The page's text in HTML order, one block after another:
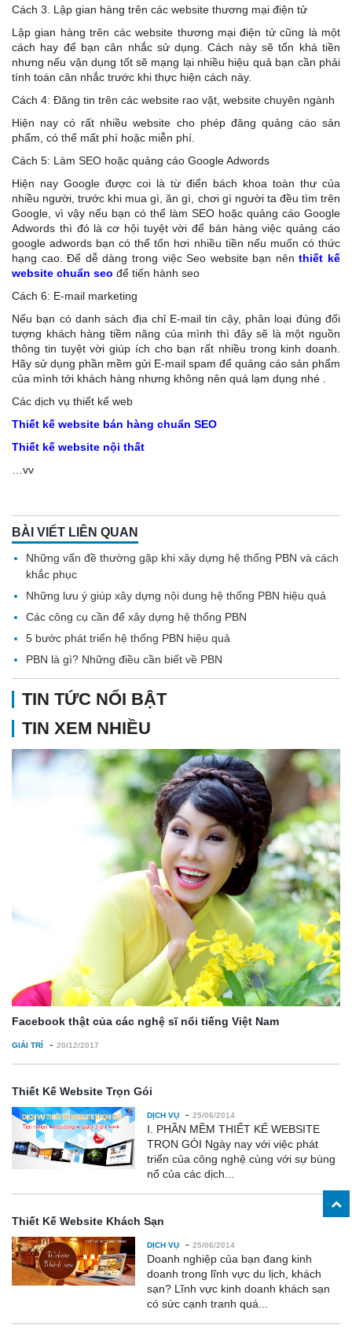
Cách 3. Lập gian hàng trên các website thương mại điện tử
Lập gian hàng trên các website thương mại điện tử cũng là một
cách hay để bạn cân nhắc sử dụng. Cách này sẽ tốn khá tiền
nhưng nếu vận dụng tốt sẽ mạng lại nhiều hiệu quả bạn cần phải
tính toán cân nhắc trước khi thực hiện cách này.
Cách 4: Đăng tin trên các website rao vặt, website chuyên ngành
Hiện nay có rất nhiều website cho phép đăng quảng cáo sản
phẩm, có thể mất phí hoặc miễn phí.
Cách 5: Làm SEO hoặc quảng cáo Google Adwords
Hiện nay Google được coi là từ điển bách khoa toàn thư của
nhiều người, trước khi mua gì, ăn gì, chơi gì người ta đều tìm trên
Google, vì vậy nếu bạn có thể làm SEO hoặc quảng cáo Google
Adwords thì đó là cơ hội tuyệt vời để bán hàng việc quảng cáo
google adwords bạn có thể tốn hơi nhiều tiền nếu muốn có thức
hạng cao. Để dễ dàng trong việc Seo website bạn nênthiết kế
website chuẩn seo để tiến hành seo
Cách 6: E-mail marketing
Nếu bạn có danh sách địa chỉ E-mail tin cậy, phân loại đúng đối
tượng khách hàng tiềm năng của mình thì đây sẽ là một nguồn
thông tin tuyệt vời giúp ích cho bạn rất nhiều trong kinh doanh.
Hãy sử dụng phần mềm gửi E-mail spam để quảng cáo sản phẩm
của mình tới khách hàng nhưng không nên quá lạm dụng nhé .
Các dịch vụ thiết kế web
Thiết kế website bán hàng chuẩn SEO
Thiết kế website nội thất
…vv
BÀI VIẾT LIÊN QUAN
Những vấn đề thường gặp khi xây dựng hệ thống PBN và cách
khắc phục
Những lưu ý giúp xây dựng nội dung hệ thống PBN hiệu quả
Các công cụ cần để xây dựng hệ thống PBN
5 bước phát triển hệ thống PBN hiệu quả
PBN là gì? Những điều cần biết về PBN
TIN TỨC NỔI BẬT
TIN XEM NHIỀU
Facebook thật của các nghệ sĩ nổi tiếng Việt Nam
GIẢI TRÍ - 20/12/2017
Thiết Kế Website Trọn Gói
DỊCH VỤ - 25/06/2014
I. PHẦN MỀM THIẾT KẾ WEBSITE
TRỌN GÓI Ngày nay với việc phát
triển của công nghệ cùng với sự bùng
nổ của các dịch...
Thiết Kế Website Khách Sạn
DỊCH VỤ - 25/06/2014
Doanh nghiệp của bạn đang kinh
doanh trong lĩnh vực du lịch, khách
sạn? Lĩnh vực kinh doanh khách sạn
có sức cạnh tranh quá...